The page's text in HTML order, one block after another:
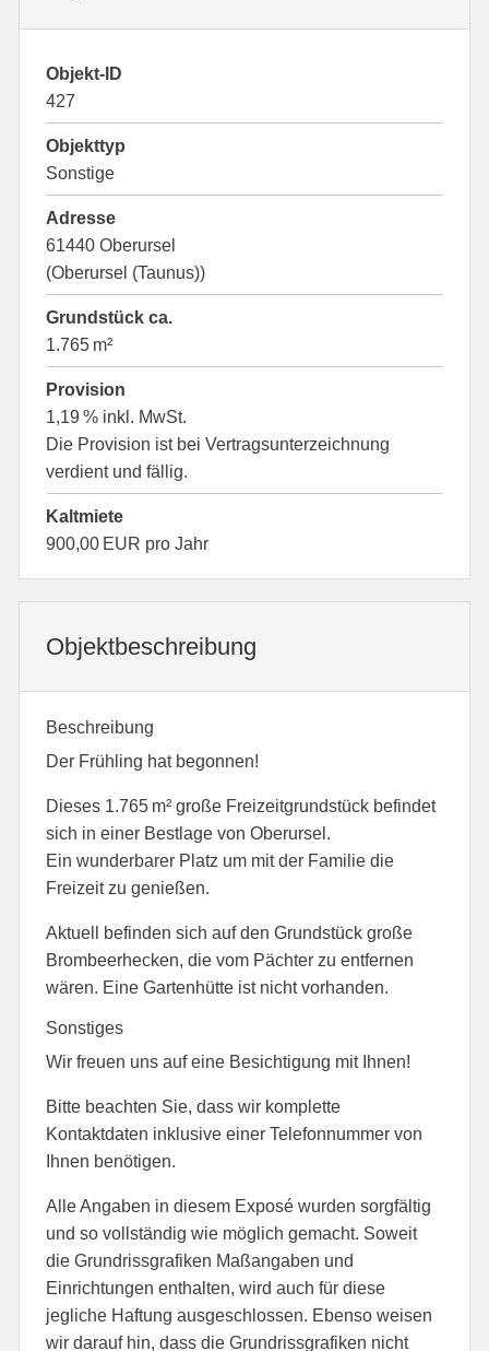
Objekt-ID
427
Objekttyp
Sonstige
Adresse
61440 Oberursel
(Oberursel (Taunus))
Grund­stück ca.
1.765 m²
Provision
1,19 % inkl. MwSt.
Die Provision ist bei Vertragsunterzeichnung
verdient und fällig.
Kaltmiete
900,00 EUR pro Jahr
Objekt­beschreibung
Beschreibung
Der Frühling hat begonnen!
Dieses 1.765 m² große Freizeitgrundstück befindet
sich in einer Bestlage von Oberursel.
Ein wunderbarer Platz um mit der Familie die
Freizeit zu genießen.
Aktuell befinden sich auf den Grundstück große
Brombeerhecken, die vom Pächter zu entfernen
wären. Eine Gartenhütte ist nicht vorhanden.
Sonstiges
Wir freuen uns auf eine Besichtigung mit Ihnen!
Bitte beachten Sie, dass wir komplette
Kontaktdaten inklusive einer Telefonnummer von
Ihnen benötigen.
Alle Angaben in diesem Exposé wurden sorgfältig
und so vollständig wie möglich gemacht. Soweit
die Grundrissgrafiken Maßangaben und
Einrichtungen enthalten, wird auch für diese
jegliche Haftung ausgeschlossen. Ebenso weisen
wir darauf hin, dass die Grundrissgrafiken nicht